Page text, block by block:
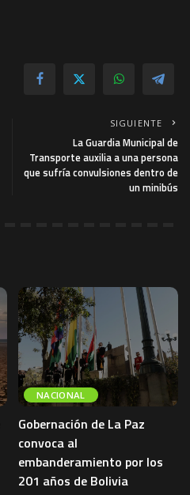
SIGUIENTE
La Guardia Municipal de
Transporte auxilia a una persona
que sufría convulsiones dentro de
un minibús
NACIONAL
Gobernación de La Paz
convoca al
embanderamiento por los
201 años de Bolivia